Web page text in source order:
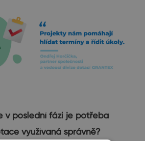
v poslední fázi je potřeba
využívaná správně?